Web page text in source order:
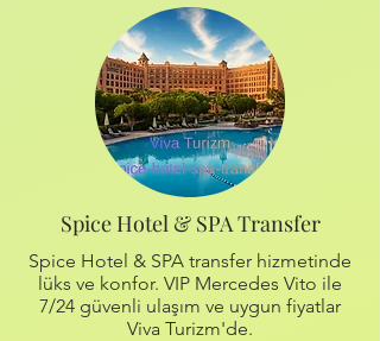
Spice Hotel & SPA Transfer
Spice Hotel & SPA transfer hizmetinde
lüks ve konfor. VIP Mercedes Vito ile
7/24 güvenli ulaşım ve uygun fiyatlar
Viva Turizm'de.